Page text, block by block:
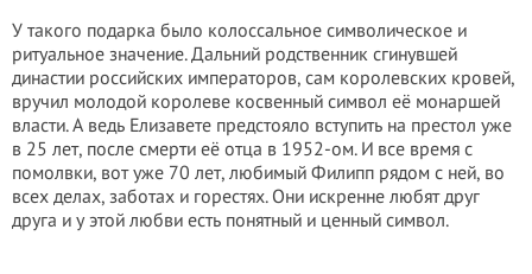
У такого подарка было колоссальное символическое и
ритуальное значение. Дальний родственник сгинувшей
династии российских императоров, сам королевских кровей,
вручил молодой королеве косвенный символ её монаршей
власти. А ведь Елизавете предстояло вступить на престол уже
в 25 лет, после смерти её отца в 1952-ом. И все время с
помолвки, вот уже 70 лет, любимый Филипп рядом с ней, во
всех делах, заботах и горестях. Они искренне любят друг
друга и у этой любви есть понятный и ценный символ.